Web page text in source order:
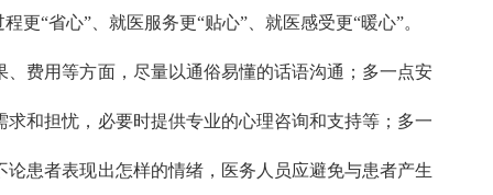
“省心”、就医服务更“贴心”、就医感受更“暖心”。
费用等方面，尽量以通俗易懂的话语沟通；多一点安
和担忧，必要时提供专业的心理咨询和支持等；多一
患者表现出怎样的情绪，医务人员应避免与患者产生